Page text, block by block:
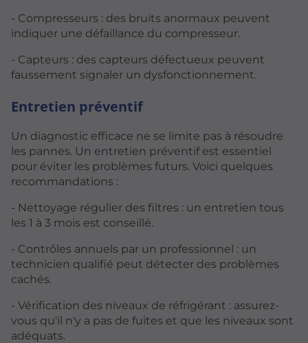
- Compresseurs : des bruits anormaux peuvent
indiquer une défaillance du compresseur.
- Capteurs : des capteurs défectueux peuvent
faussement signaler un dysfonctionnement.
Entretien préventif
Un diagnostic efficace ne se limite pas à résoudre
les pannes. Un entretien préventif est essentiel
pour éviter les problèmes futurs. Voici quelques
recommandations :
- Nettoyage régulier des filtres : un entretien tous
les 1 à 3 mois est conseillé.
- Contrôles annuels par un professionnel : un
technicien qualifié peut détecter des problèmes
cachés.
- Vérification des niveaux de réfrigérant : assurez-
vous qu'il n'y a pas de fuites et que les niveaux sont
adéquats.